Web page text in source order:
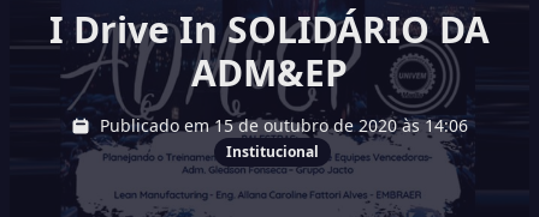
I Drive In SOLIDÁRIO DA
ADM&EP
Publicado em 15 de outubro de 2020 às 14:06
Institucional